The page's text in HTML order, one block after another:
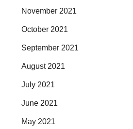
November 2021
October 2021
September 2021
August 2021
July 2021
June 2021
May 2021